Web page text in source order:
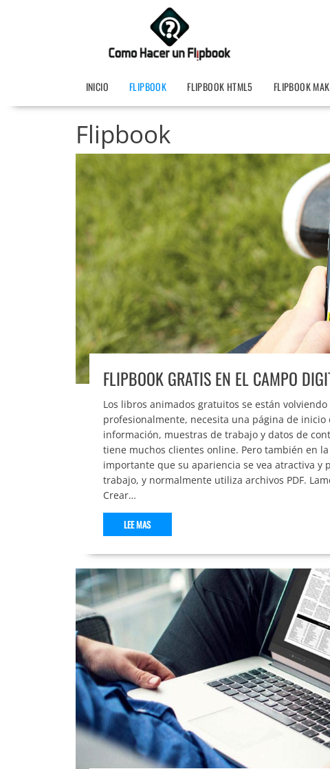
INICIO FLIPBOOK FLIPBOOK HTML5 FLIPBOOK
Flipbook
FLIPBOOK GRATIS EN EL CAMPO
Los libros animados gratuitos se están
profesionalmente, necesita una página de
información, muestras de trabajo y datos de
tiene muchos clientes online. Pero también en
importante que su apariencia se vea atractiva y
trabajo, y normalmente utiliza archivos PDF.
Crear…
LEE MAS